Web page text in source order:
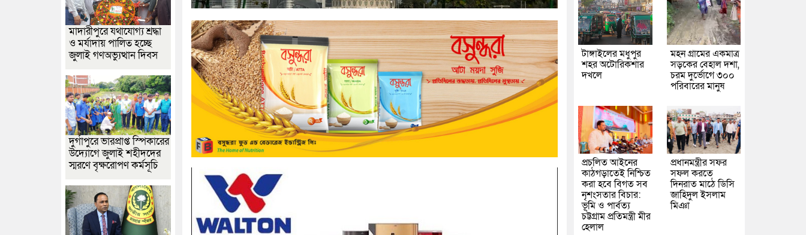
মাদারীপুরে যথাযোগ্য শ্রদ্ধা
ও মর্যাদায় পালিত হচ্ছে
জুলাই গণঅভ্যুত্থান দিবস
দুর্গাপুরে ভারপ্রাপ্ত স্পিকারের
উদ্যোগে জুলাই শহীদদের
স্মরণে বৃক্ষরোপণ কর্মসূচি
টাঙ্গাইলের মধুপুর
শহর অটোরিকশার
দখলে
মহন গ্রামের একমাত্র
সড়কের বেহাল দশা,
চরম দুর্ভোগে ৩০০
পরিবারের মানুষ
প্রচলিত আইনের
কাঠগড়াতেই নিশ্চিত
করা হবে বিগত সব
নৃশংসতার বিচার:
ভূমি ও পার্বত্য
চট্টগ্রাম প্রতিমন্ত্রী মীর
হেলাল
প্রধানমন্ত্রীর সফর
সফল করতে
দিনরাত মাঠে ডিসি
জাহিদুল ইসলাম
মিঞা